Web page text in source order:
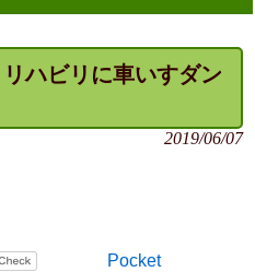
リハビリに車いすダン
2019/06/07
Pocket